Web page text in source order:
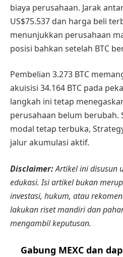
biaya perusahaan. Jarak
US$75.537 dan harga beli
menunjukkan perusahaan
posisi bahkan setelah BTC
Pembelian 3.273 BTC
akuisisi 34.164 BTC pada
langkah ini tetap
perusahaan belum berubah.
modal tetap terbuka,
jalur akumulasi aktif.
Disclaimer:Artikel ini disusun
edukasi. Isi artikel bukan
investasi, hukum, atau
lakukan riset mandiri dan
mengambil keputusan.
Gabung MEXC dan